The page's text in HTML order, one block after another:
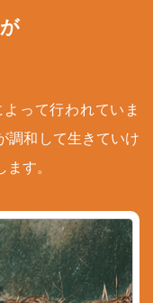
って行われていま
調和して生きていけ
す。